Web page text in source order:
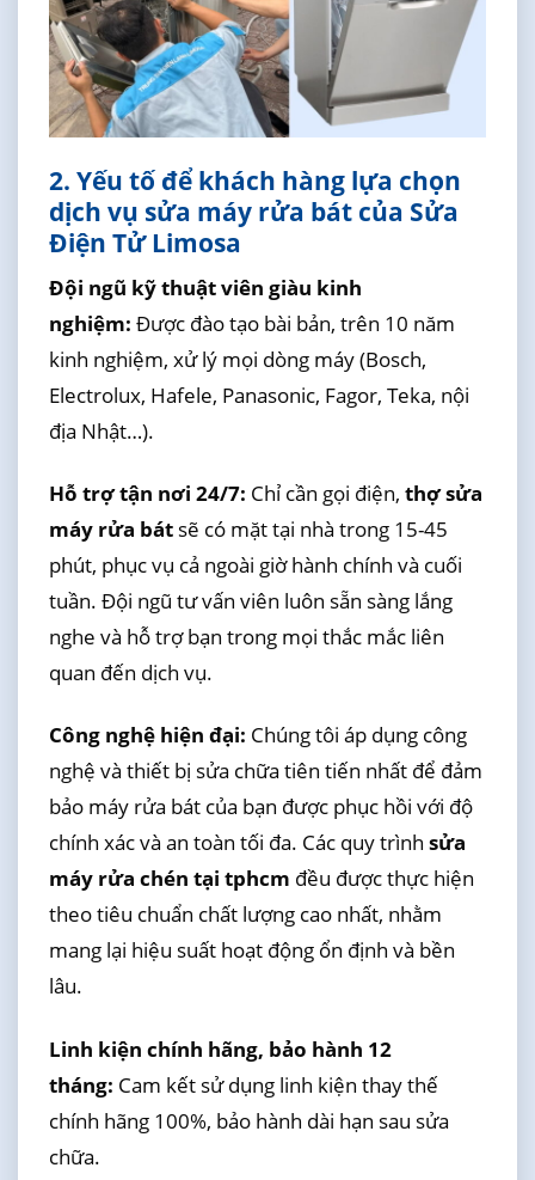
2. Yếu tố để khách hàng lựa chọn
dịch vụ sửa máy rửa bát của Sửa
Điện Tử Limosa
Đội ngũ kỹ thuật viên giàu kinh
nghiệm: Được đào tạo bài bản, trên 10 năm
kinh nghiệm, xử lý mọi dòng máy (Bosch,
Electrolux, Hafele, Panasonic, Fagor, Teka, nội
địa Nhật…).
Hỗ trợ tận nơi 24/7: Chỉ cần gọi điện, thợ sửa
máy rửa bátsẽ có mặt tại nhà trong 15-45
phút, phục vụ cả ngoài giờ hành chính và cuối
tuần. Đội ngũ tư vấn viên luôn sẵn sàng lắng
nghe và hỗ trợ bạn trong mọi thắc mắc liên
quan đến dịch vụ.
Công nghệ hiện đại: Chúng tôi áp dụng công
nghệ và thiết bị sửa chữa tiên tiến nhất để đảm
bảo máy rửa bát của bạn được phục hồi với độ
chính xác và an toàn tối đa. Các quy trình sửa
máy rửa chén tại tphcm đều được thực hiện
theo tiêu chuẩn chất lượng cao nhất, nhằm
mang lại hiệu suất hoạt động ổn định và bền
lâu.
Linh kiện chính hãng, bảo hành 12
tháng: Cam kết sử dụng linh kiện thay thế
chính hãng 100%, bảo hành dài hạn sau sửa
chữa.